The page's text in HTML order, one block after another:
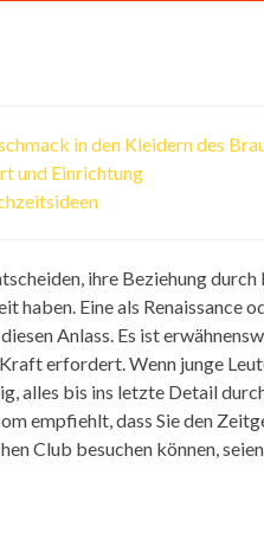
in den Kleidern des
und Einrichtung
ihre Beziehung
haben. Eine als Renaissance
Anlass. Es ist
erfordert. Wenn junge
alles bis ins letzte Detail
empfiehlt, dass Sie den
Club besuchen können,